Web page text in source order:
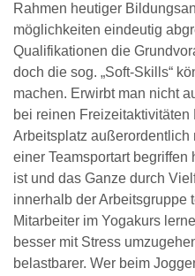
Rahmen heutiger
möglichkeiten eindeutig
Qualifikationen die
doch die sog. „Soft-Skills“
machen. Erwirbt man nicht
bei reinen
Arbeitsplatz
einer Teamsportart begriffen
ist und das Ganze durch
innerhalb der Arbeitsgruppe
Mitarbeiter im Yogakurs
besser mit Stress
belastbarer. Wer beim